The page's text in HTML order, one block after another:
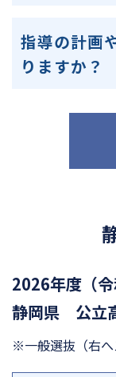
指導の計画
りますか？
2026年度（令
静岡県 公立
※一般選抜 （右